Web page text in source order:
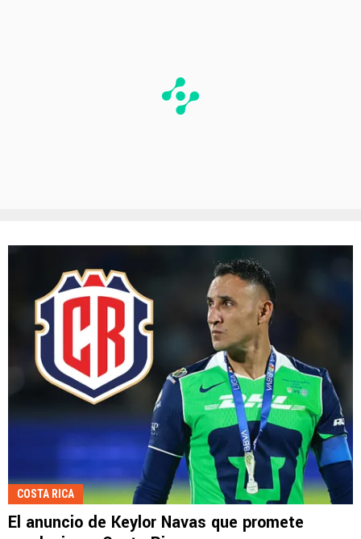
COSTA RICA
El anuncio de Keylor Navas que promete